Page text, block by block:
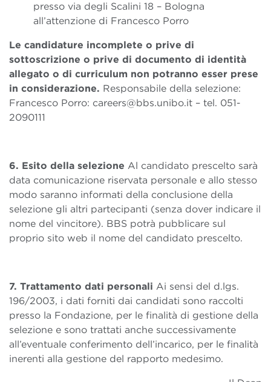
presso via degli Scalini 18 – Bologna
all’attenzione di Francesco Porro
Le candidature incomplete o prive di
sottoscrizione o prive di documento di identità
allegato o di curriculum non potranno esser prese
in considerazione. Responsabile della selezione:
Francesco Porro: careers@bbs.unibo.it – tel. 051-
2090111
6. Esito della selezione Al candidato prescelto sarà
data comunicazione riservata personale e allo stesso
modo saranno informati della conclusione della
selezione gli altri partecipanti (senza dover indicare il
nome del vincitore). BBS potrà pubblicare sul
proprio sito web il nome del candidato prescelto.
7. Trattamento dati personali Ai sensi del d.lgs.
196/2003, i dati forniti dai candidati sono raccolti
presso la Fondazione, per le finalità di gestione della
selezione e sono trattati anche successivamente
all’eventuale conferimento dell’incarico, per le finalità
inerenti alla gestione del rapporto medesimo.